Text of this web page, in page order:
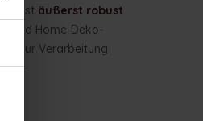
ist äußerst robust
und Home-Deko-
. Zur Verarbeitung